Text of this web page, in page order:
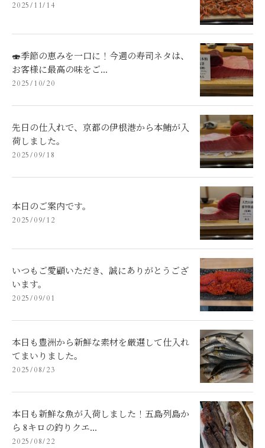
2025/11/14
🍣季節の恵みを一口に！今週の寿司ネタは、
お客様に最高の味をご...
2025/10/20
先日の仕入れで、京都の伊根港から本鮪が入
荷しました。
2025/09/18
本日のご案内です。
2025/09/12
いつもご愛顧いただき、誠にありがとうござ
います。
2025/09/01
本日も豊洲から新鮮な素材を厳選して仕入れ
てまいりました。
2025/08/23
本日も新鮮な魚が入荷しました！五島列島か
ら 8キロの釣りクエ...
2025/08/22